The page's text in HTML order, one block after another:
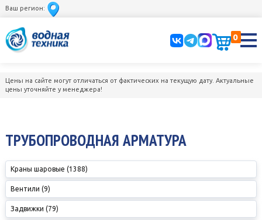
Ваш регион:
0
Цены на сайте могут отличаться от фактических на текущую дату. Актуальные
цены уточняйте у менеджера!
ТРУБОПРОВОДНАЯ АРМАТУРА
Краны шаровые (1388)
Вентили (9)
Задвижки (79)